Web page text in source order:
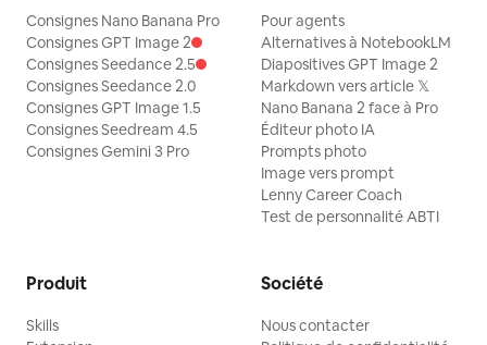
Consignes Nano Banana Pro
Consignes GPT Image 2
Consignes Seedance 2.5
Consignes Seedance 2.0
Consignes GPT Image 1.5
Consignes Seedream 4.5
Consignes Gemini 3 Pro
Pour agents
Alternatives à NotebookLM
Diapositives GPT Image 2
Markdown vers article 𝕏
Nano Banana 2 face à Pro
Éditeur photo IA
Prompts photo
Image vers prompt
Lenny Career Coach
Test de personnalité ABTI
Produit
Skills
Société
Nous contacter